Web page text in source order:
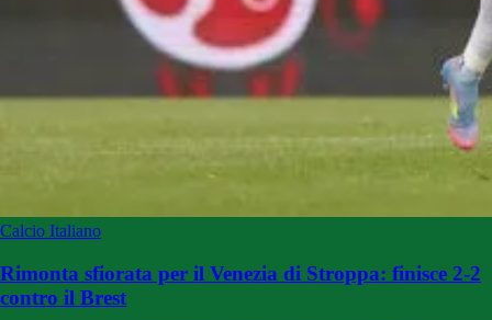
Calcio Italiano
Rimonta sfiorata per il Venezia di Stroppa: finisce 2-2
contro il Brest